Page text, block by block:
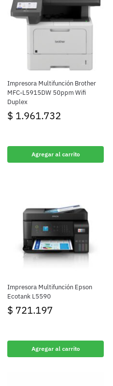
Impresora Multifunción Brother
MFC-L5915DW 50ppm Wifi
Duplex
$ 1.961.732
Agregar al carrito
Impresora Multifunción Epson
Ecotank L5590
$ 721.197
Agregar al carrito